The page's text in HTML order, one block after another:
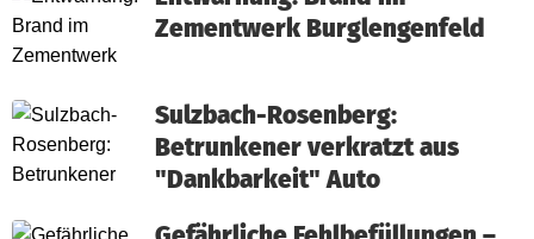
Zementwerk Burglengenfeld
Sulzbach-Rosenberg:
Betrunkener verkratzt aus
"Dankbarkeit" Auto